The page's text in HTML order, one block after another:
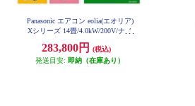
Panasonic エアコン eolia(エオリア)
Xシリーズ 14畳/4.0kW/200V/ナノ
付/W/2026年度 CS-X406D2-ESET
283,800円
(税込)
発送目安: 即納（在庫あり）